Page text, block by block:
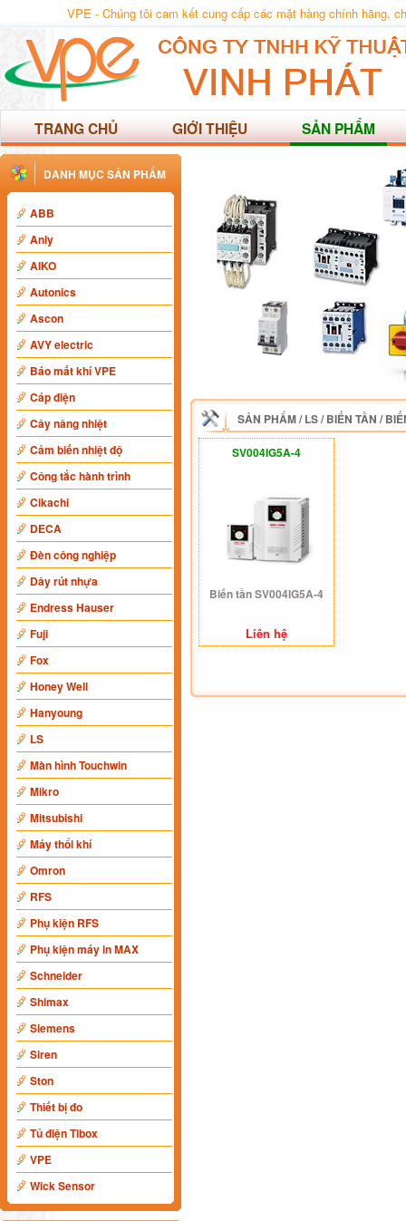
VPE - Chúng tôi cam kết cung cấp các mặt hàng chính hãng,
TRANG CHỦ GIỚI THIỆU SẢN PHẨM
DANH MỤC SẢN PHẨM
ABB
Anly
AIKO
Autonics
Ascon
AVY electric
Báo mất khí VPE
Cáp điện
Cây nâng nhiệt
Cảm biến nhiệt độ
Công tắc hành trình
Cikachi
DECA
Đèn công nghiệp
Dây rút nhựa
Endress Hauser
Fuji
Fox
Honey Well
Hanyoung
LS
Màn hình Touchwin
Mikro
Mitsubishi
Máy thổi khí
Omron
RFS
Phụ kiện RFS
Phụ kiện máy in MAX
Schneider
Shimax
Siemens
Siren
Ston
Thiết bị đo
Tủ điện Tibox
VPE
Wick Sensor
SẢN PHẨM/LS/BIẾN TẦN /
SV004IG5A-4
Biến tần SV004IG5A-4
Liên hệ